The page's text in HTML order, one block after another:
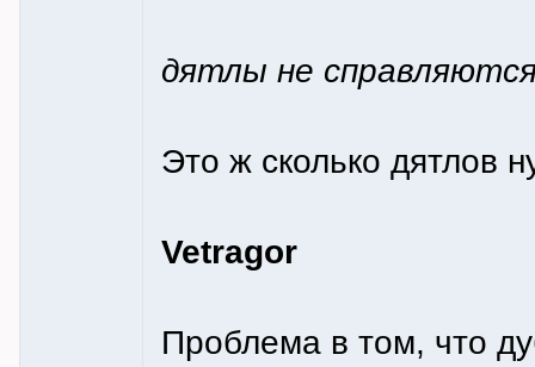
дятлы не
Это ж сколько дятлов
Vetragor
Проблема в том, что